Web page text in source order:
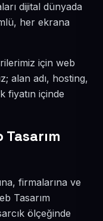
dijital dünyada
her ekrana
için web
alan adı, hosting,
fiyatın içinde
firmalarına ve
Tasarım
ölçeğinde